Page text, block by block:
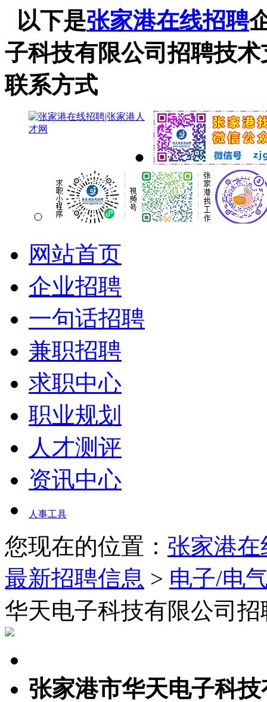
以下是张家港在线招聘
子科技有限公司招聘技
联系方式
网站首页
企业招聘
一句话招聘
兼职招聘
求职中心
职业规划
人才测评
资讯中心
人事工具
您现在的位置： 张家港
最新招聘信息 > 电子/电
华天电子科技有限公司
张家港市华天电子科